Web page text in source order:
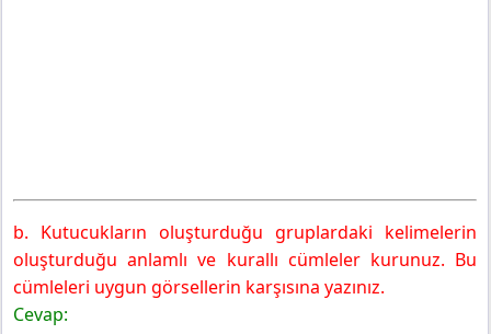
b. Kutucukların oluşturduğu gruplardaki kelimelerin
oluşturduğu anlamlı ve kurallı cümleler kurunuz. Bu
cümleleri uygun görsellerin karşısına yazınız.
Cevap: